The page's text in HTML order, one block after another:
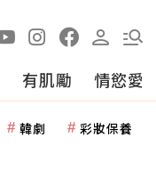
有肌勵 情慾愛
韓劇 彩妝保養